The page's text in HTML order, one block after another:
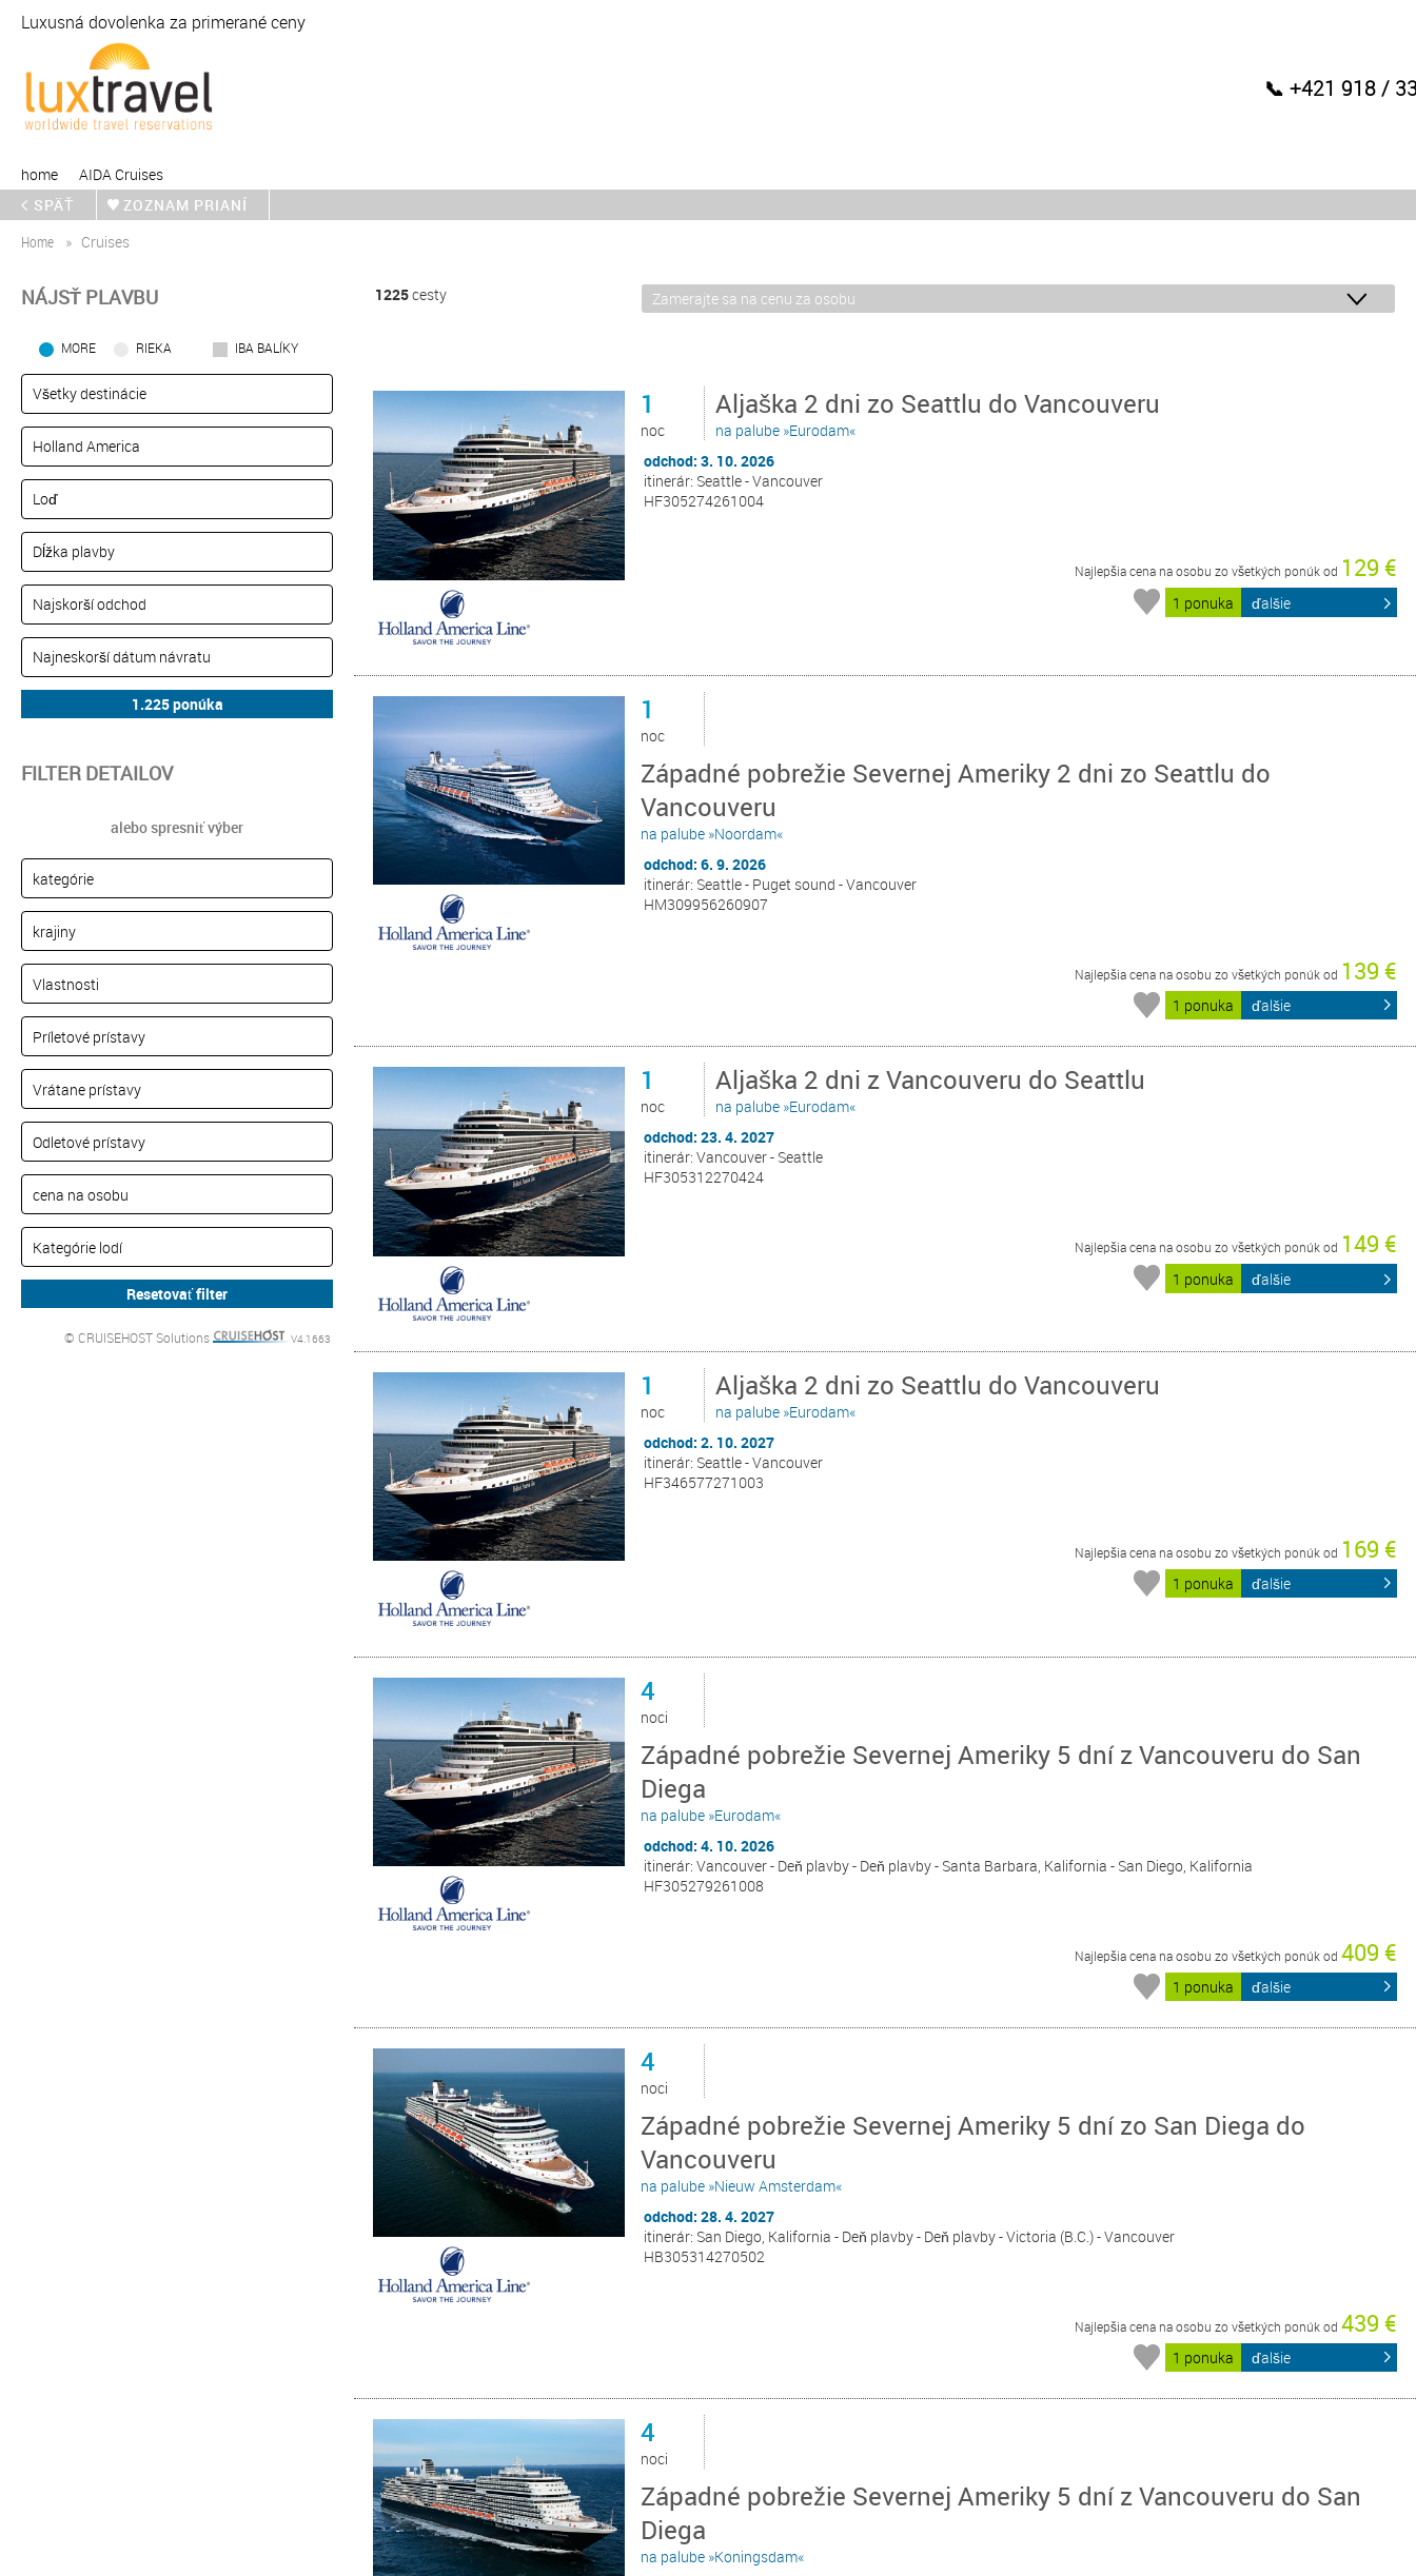
home AIDA Cruises
📞 +421 918 /
Luxusná dovolenka za primerané ceny
SPÄŤ
ZOZNAM PRIANÍ
Home
Cruises
NÁJSŤ PLAVBU
MORE RIEKA IBA BALÍKY
FILTER DETAILOV
alebo spresniť výber
© CRUISEHOST Solutions V4.1663
1225cesty
1
noc
Aljaška 2 dni zo Seattlu do Vancouveru
na palube »Eurodam«
odchod: 3. 10. 2026
itinerár: Seattle - Vancouver
HF305274261004
Najlepšia cena na osobu zo všetkých ponúk od 129 €
1 ponuka ďalšie
1
noc
Západné pobrežie Severnej Ameriky 2 dni zo Seattlu do
Vancouveru
na palube »Noordam«
odchod: 6. 9. 2026
itinerár: Seattle - Puget sound - Vancouver
HM309956260907
Najlepšia cena na osobu zo všetkých ponúk od 139 €
1 ponuka ďalšie
1
noc
Aljaška 2 dni z Vancouveru do Seattlu
na palube »Eurodam«
odchod: 23. 4. 2027
itinerár: Vancouver - Seattle
HF305312270424
Najlepšia cena na osobu zo všetkých ponúk od 149 €
1 ponuka ďalšie
1
noc
Aljaška 2 dni zo Seattlu do Vancouveru
na palube »Eurodam«
odchod: 2. 10. 2027
itinerár: Seattle - Vancouver
HF346577271003
Najlepšia cena na osobu zo všetkých ponúk od 169 €
1 ponuka ďalšie
4
noci
Západné pobrežie Severnej Ameriky 5 dní z Vancouveru do San
Diega
na palube »Eurodam«
odchod: 4. 10. 2026
itinerár: Vancouver - Deň plavby - Deň plavby - Santa Barbara, Kalifornia - San Diego, Kalifornia
HF305279261008
Najlepšia cena na osobu zo všetkých ponúk od 409 €
1 ponuka ďalšie
4
noci
Západné pobrežie Severnej Ameriky 5 dní zo San Diega do
Vancouveru
na palube »Nieuw Amsterdam«
odchod: 28. 4. 2027
itinerár: San Diego, Kalifornia - Deň plavby - Deň plavby - Victoria (B.C.) - Vancouver
HB305314270502
Najlepšia cena na osobu zo všetkých ponúk od 439 €
1 ponuka ďalšie
4
noci
Západné pobrežie Severnej Ameriky 5 dní z Vancouveru do San
Diega
na palube »Koningsdam«